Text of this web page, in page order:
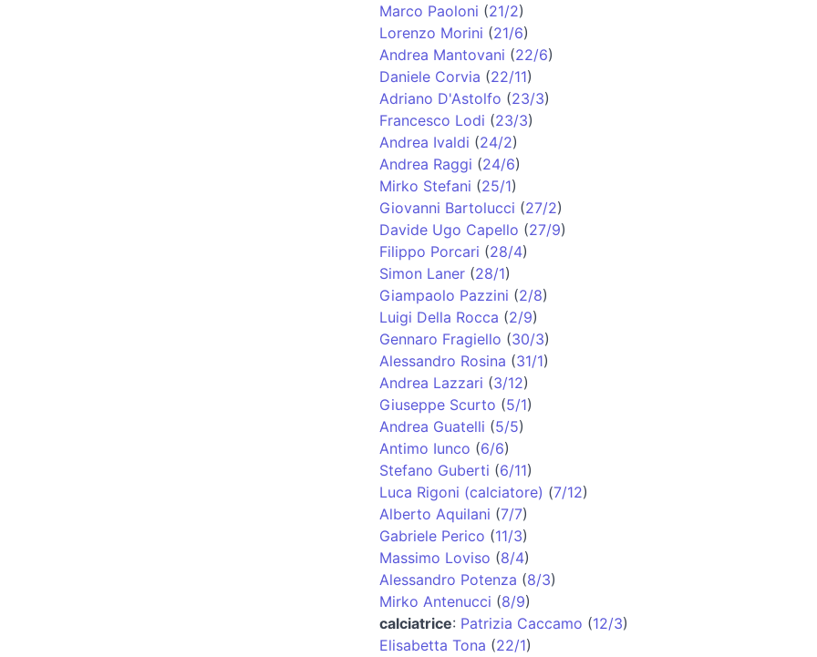
Marco Paoloni (21/2)
Lorenzo Morini (21/6)
Andrea Mantovani (22/6)
Daniele Corvia (22/11)
Adriano D'Astolfo (23/3)
Francesco Lodi (23/3)
Andrea Ivaldi (24/2)
Andrea Raggi (24/6)
Mirko Stefani (25/1)
Giovanni Bartolucci (27/2)
Davide Ugo Capello (27/9)
Filippo Porcari (28/4)
Simon Laner (28/1)
Giampaolo Pazzini (2/8)
Luigi Della Rocca (2/9)
Gennaro Fragiello (30/3)
Alessandro Rosina (31/1)
Andrea Lazzari (3/12)
Giuseppe Scurto (5/1)
Andrea Guatelli (5/5)
Antimo Iunco (6/6)
Stefano Guberti (6/11)
Luca Rigoni (calciatore) (7/12)
Alberto Aquilani (7/7)
Gabriele Perico (11/3)
Massimo Loviso (8/4)
Alessandro Potenza (8/3)
Mirko Antenucci (8/9)
calciatrice: Patrizia Caccamo (12/3)
Elisabetta Tona (22/1)